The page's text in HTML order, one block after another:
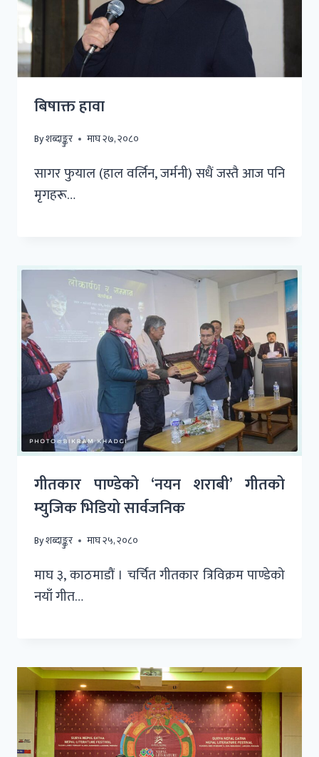
बिषाक्त हावा
Byशब्दाङ्कुर माघ २७, २०८०
सागर फुयाल (हाल वर्लिन, जर्मनी) सधैं जस्तै आज पनि
मृगहरू…
गीतकार पाण्डेको ‘नयन शराबी’ गीतको
म्युजिक भिडियो सार्वजनिक
Byशब्दाङ्कुर माघ २५, २०८०
माघ ३, काठमाडौं । चर्चित गीतकार त्रिविक्रम पाण्डेको
नयाँ गीत…